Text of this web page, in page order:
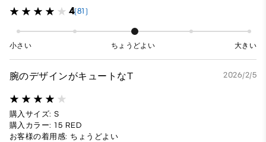
4(81)
小さい ちょうどよい 大きい
腕のデザインがキュートなT 2026/2/5
購入サイズ: S
購入カラー: 15 RED
お客様の着用感: ちょうどよい